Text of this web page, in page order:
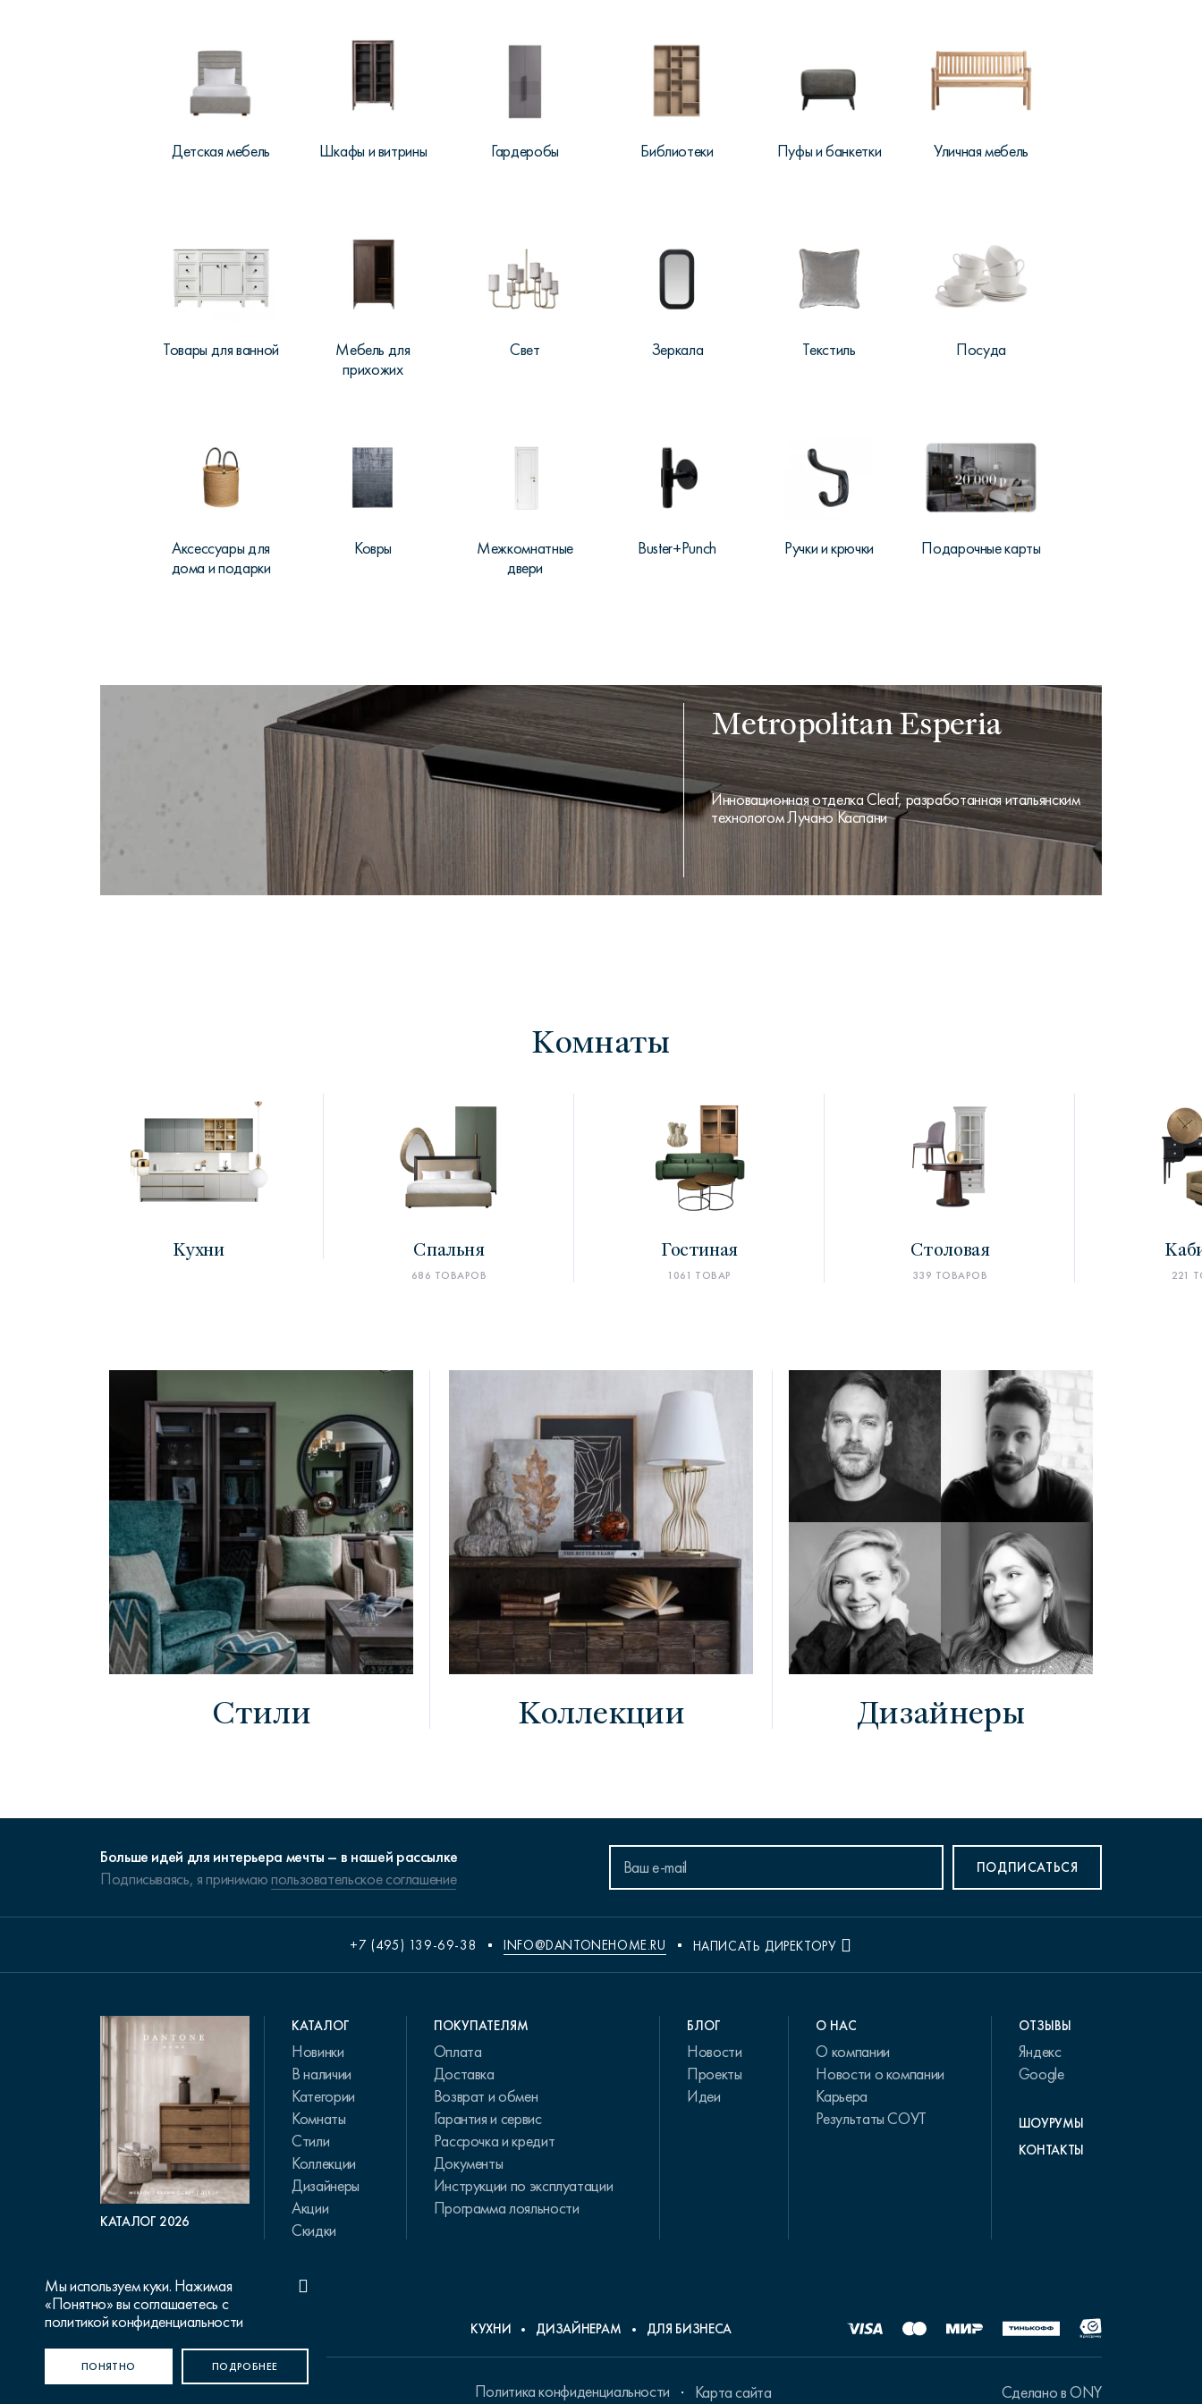
Детская мебель Шкафы и витрины Гардеробы Библиотеки Пуфы и банкетки Уличная мебель
Товары для ванной
Мебель для
прихожих
Свет Зеркала Текстиль Посуда
Аксессуары для
дома и подарки
Ковры
Межкомнатные
двери
Buster+Punch Ручки и крючки Подарочные карты
Metropolitan Esperia
Инновационная отделка Cleaf, разработанная итальянским
технологом Лучано Каспани
Комнаты
Кухни Спальня
686 ТОВАРОВ
Гостиная
1061 ТОВАР
Столовая
339 ТОВАРОВ 221
Стили Коллекции Дизайнеры
Мы используем куки. Нажимая
«Понятно» вы соглашаетесь с
политикой конфиденциальности
ПОНЯТНО ПОДРОБНЕЕ
Больше идей для интерьера мечты – в нашей рассылке
Подписываясь, я принимаюпользовательское соглашение
ПОДПИСАТЬСЯ
+7 (495) 139-69-38 INFO@DANTONEHOME.RU НАПИСАТЬ ДИРЕКТОРУ
КАТАЛОГ 2026
КАТАЛОГ
Новинки
В наличии
Категории
Комнаты
Стили
Коллекции
Дизайнеры
Акции
Скидки
ПОКУПАТЕЛЯМ
Оплата
Доставка
Возврат и обмен
Гарантия и сервис
Рассрочка и кредит
Документы
Инструкции по эксплуатации
Программа лояльности
БЛОГ
Новости
Проекты
Идеи
О НАС
О компании
Новости о компании
Карьера
Результаты СОУТ
ОТЗЫВЫ
Яндекс
Google
ШОУРУМЫ
КОНТАКТЫ
КУХНИ ДИЗАЙНЕРАМ ДЛЯ БИЗНЕСА
Политика конфиденциальности Карта сайта Сделано в ONY